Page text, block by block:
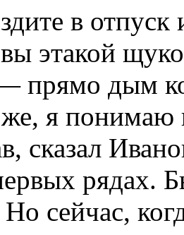
в отпуск
вы этакой
прямо дым
я понимаю
сказал
рядах.
сейчас,